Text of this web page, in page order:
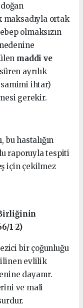
ortak
olmaksızın
maddi ve
ayrılık
samimi ihtar)
gerekir.
bu hastalığın
raporuyla tespiti
için çekilmez
1-2)
bir çoğunluğu
evlilik
dayanır.
ve mali